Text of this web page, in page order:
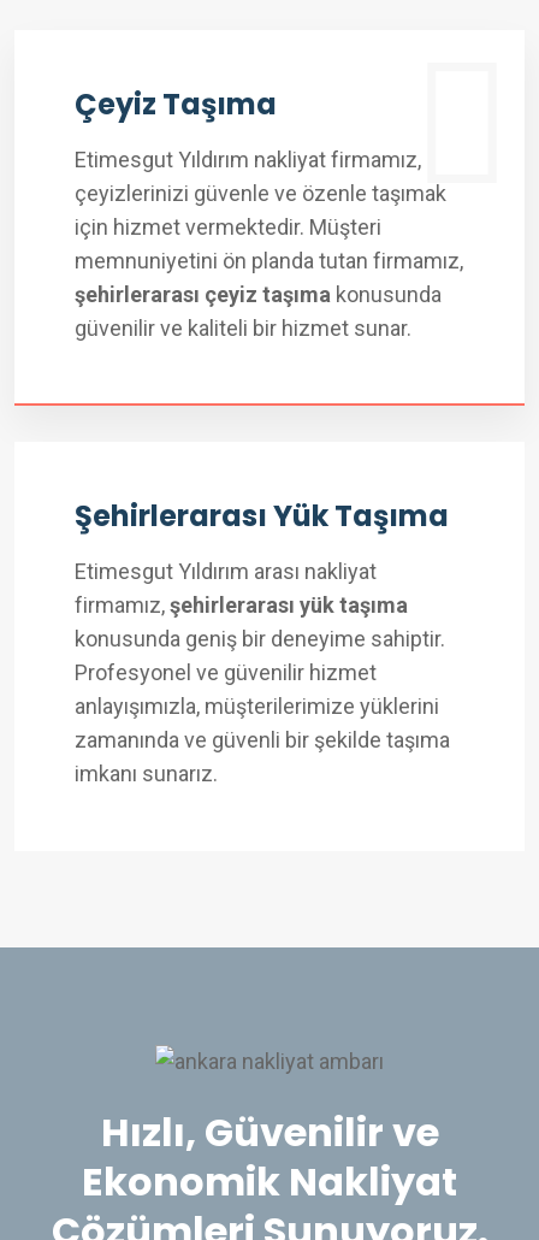
Çeyiz Taşıma
Etimesgut Yıldırım nakliyat firmamız,
çeyizlerinizi güvenle ve özenle taşımak
için hizmet vermektedir. Müşteri
memnuniyetini ön planda tutan firmamız,
şehirlerarası çeyiz taşıma konusunda
güvenilir ve kaliteli bir hizmet sunar.
Şehirlerarası Yük Taşıma
Etimesgut Yıldırım arası nakliyat
firmamız,şehirlerarası yük taşıma
konusunda geniş bir deneyime sahiptir.
Profesyonel ve güvenilir hizmet
anlayışımızla, müşterilerimize yüklerini
zamanında ve güvenli bir şekilde taşıma
imkanı sunarız.
Hızlı, Güvenilir ve
Ekonomik Nakliyat